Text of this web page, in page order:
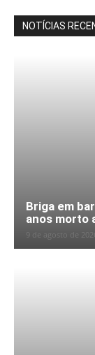
NOTÍCIAS
Briga em
anos morto
9 de agosto de